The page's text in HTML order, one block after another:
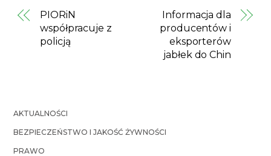
PIORiN
współpracuje z
policją
Informacja dla
producentów i
eksporterów
jabłek do Chin
AKTUALNOŚCI
BEZPIECZEŃSTWO I JAKOŚĆ ŻYWNOŚCI
PRAWO